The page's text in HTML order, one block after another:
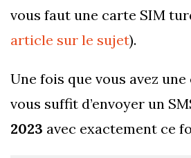
vous faut une carte SIM
article sur le sujet).
Une fois que vous avez
vous suffit d’envoyer un
2023 avec exactement ce